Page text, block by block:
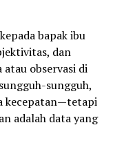
bapak ibu
dan
atau observasi di
sungguh,
kecepatan—tetapi
adalah data yang